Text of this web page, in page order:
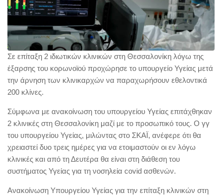
Σε επίταξη 2 ιδιωτικών κλινικών στη Θεσσαλονίκη λόγω της
έξαρσης του κορωνοϊού προχώρησε το υπουργείο Υγείας μετά
την άρνηση των κλινικαρχών να παραχωρήσουν εθελοντικά
200 κλίνες.
Σύμφωνα με ανακοίνωση του υπουργείου Υγείας επιτάχθηκαν
2 κλινικές στη Θεσσαλονίκη μαζί με το προσωπικό τους. Ο γγ
του υπουργείου Υγείας, μιλώντας στο ΣΚΑΪ, ανέφερε ότι θα
χρειαστεί δυο τρεις ημέρες για να ετοιμαστούν οι εν λόγω
κλινικές και από τη Δευτέρα θα είναι στη διάθεση του
συστήματος Υγείας για τη νοσηλεία covid ασθενών.
Ανακοίνωση Υπουργείου Υγείας για την επίταξη κλινικών στη